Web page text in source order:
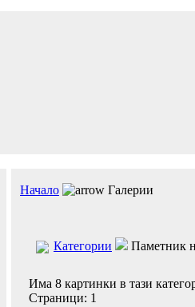
Начало Галерии
Категории Паметник
Има 8 картинки в тази
Страници: 1